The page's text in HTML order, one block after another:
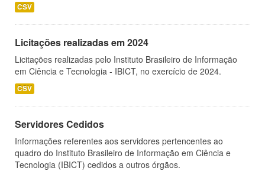
CSV
Licitações realizadas em 2024
Licitações realizadas pelo Instituto Brasileiro de Informação
em Ciência e Tecnologia - IBICT, no exercício de 2024.
CSV
Servidores Cedidos
Informações referentes aos servidores pertencentes ao
quadro do Instituto Brasileiro de Informação em Ciência e
Tecnologia (IBICT) cedidos a outros órgãos.